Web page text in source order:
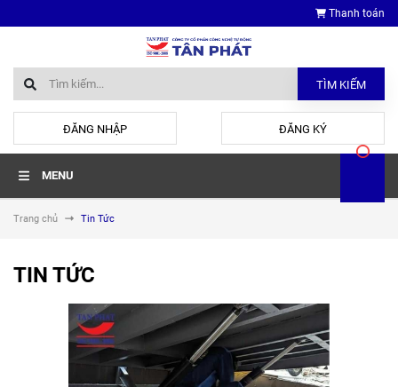
Thanh toán
TÌM KIẾM
ĐĂNG NHẬP ĐĂNG KÝ
MENU
Trang chủ Tin Tức
TIN TỨC